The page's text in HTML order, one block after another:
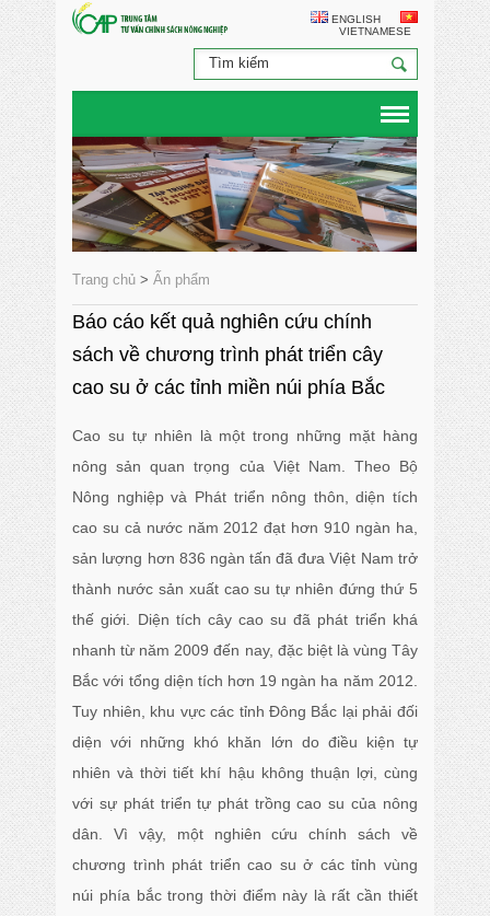
ENGLISH
VIETNAMESE
Trang chủ >Ấn phẩm
Báo cáo kết quả nghiên cứu chính
sách về chương trình phát triển cây
cao su ở các tỉnh miền núi phía Bắc
Cao su tự nhiên là một trong những mặt hàng
nông sản quan trọng của Việt Nam. Theo Bộ
Nông nghiệp và Phát triển nông thôn, diện tích
cao su cả nước năm 2012 đạt hơn 910 ngàn ha,
sản lượng hơn 836 ngàn tấn đã đưa Việt Nam trở
thành nước sản xuất cao su tự nhiên đứng thứ 5
thế giới. Diện tích cây cao su đã phát triển khá
nhanh từ năm 2009 đến nay, đặc biệt là vùng Tây
Bắc với tổng diện tích hơn 19 ngàn ha năm 2012.
Tuy nhiên, khu vực các tỉnh Đông Bắc lại phải đối
diện với những khó khăn lớn do điều kiện tự
nhiên và thời tiết khí hậu không thuận lợi, cùng
với sự phát triển tự phát trồng cao su của nông
dân. Vì vậy, một nghiên cứu chính sách về
chương trình phát triển cao su ở các tỉnh vùng
núi phía bắc trong thời điểm này là rất cần thiết